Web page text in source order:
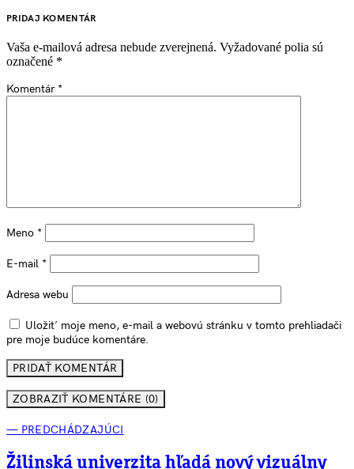
PRIDAJ KOMENTÁR
Vaša e-mailová adresa nebude zverejnená. Vyžadované polia sú
označené *
Komentár *
Meno *
E-mail *
Adresa webu
Uložiť moje meno, e-mail a webovú stránku v tomto prehliadači
pre moje budúce komentáre.
ZOBRAZIŤ KOMENTÁRE (0)
— PREDCHÁDZAJÚCI
Žilinská univerzita hľadá nový vizuálny